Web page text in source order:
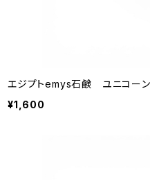
エジプトemys石鹸 ユニコーン
¥1,600